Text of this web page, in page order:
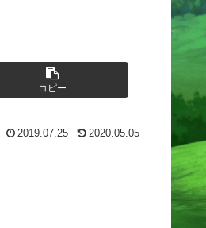
コピー
2019.07.25 2020.05.05